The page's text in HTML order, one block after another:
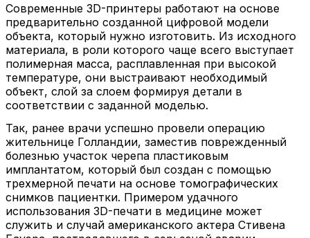
Современные 3D-принтеры работают на основе
предварительно созданной цифровой модели
объекта, который нужно изготовить. Из исходного
материала, в роли которого чаще всего выступает
полимерная масса, расплавленная при высокой
температуре, они выстраивают необходимый
объект, слой за слоем формируя детали в
соответствии с заданной моделью.
Так, ранее врачи успешно провели операцию
жительнице Голландии, заместив поврежденный
болезнью участок черепа пластиковым
имплантатом, который был создан с помощью
трехмерной печати на основе томографических
снимков пациентки. Примером удачного
использования 3D-печати в медицине может
служить и случай американского актера Стивена